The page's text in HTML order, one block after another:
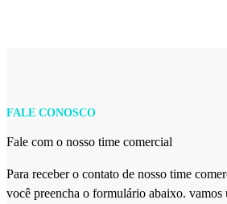
FALE CONOSCO
Fale com o nosso time comercial
Para receber o contato de nosso time
você preencha o formulário abaixo. vamos